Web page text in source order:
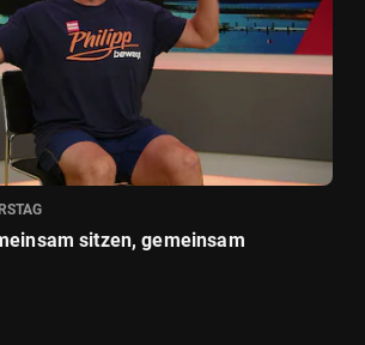
sitzen, gemeinsam